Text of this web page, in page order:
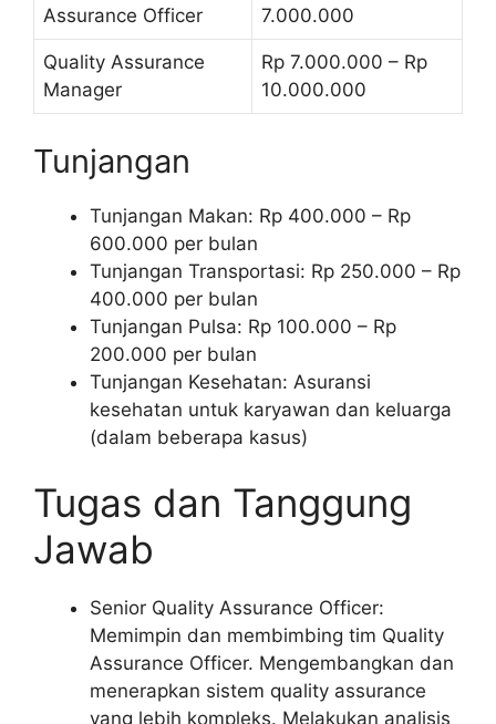
Assurance Officer
7.000.000
Quality Assurance
Manager
Rp 7.000.000 – Rp
10.000.000
Tunjangan
Tunjangan Makan: Rp 400.000 – Rp
600.000 per bulan
Tunjangan Transportasi: Rp 250.000 – Rp
400.000 per bulan
Tunjangan Pulsa: Rp 100.000 – Rp
200.000 per bulan
Tunjangan Kesehatan: Asuransi
kesehatan untuk karyawan dan keluarga
(dalam beberapa kasus)
Tugas dan Tanggung
Jawab
Senior Quality Assurance Officer:
Memimpin dan membimbing tim Quality
Assurance Officer. Mengembangkan dan
menerapkan sistem quality assurance
yang lebih kompleks. Melakukan analisis